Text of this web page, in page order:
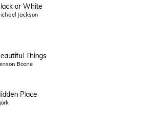
or White
Jackson
Things
Boone
Place